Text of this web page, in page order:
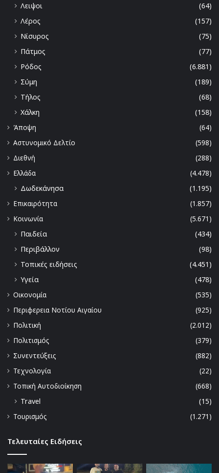
Λειψοι
(64)
Λέρος
(157)
Νίσυρος
(75)
Πάτμος
(77)
Ρόδος
(6.881)
Σύμη
(189)
Τήλος
(68)
Χάλκη
(158)
Άποψη
(64)
Αστυνομικό Δελτίο
(598)
Διεθνή
(288)
Ελλάδα
(4.478)
Δωδεκάνησα
(1.195)
Επικαιρότητα
(1.857)
Κοινωνία
(5.671)
Παιδεία
(434)
Περιβάλλον
(98)
Τοπικές ειδήσεις
(4.451)
Υγεία
(478)
Οικονομία
(535)
Περιφερεια Νοτίου Αιγαίου
(925)
Πολιτική
(2.012)
Πολιτισμός
(379)
Συνεντεύξεις
(882)
Τεχνολογία
(22)
Τοπική Αυτοδιοίκηση
(668)
Travel
(15)
Τουρισμός
(1.271)
Τελευταίες Ειδήσεις